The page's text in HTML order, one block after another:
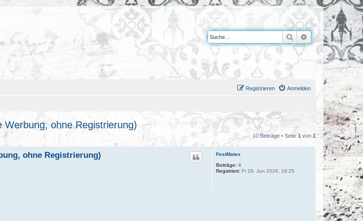
Suche Erweiterte Suche
Anmelden
Registrieren
Werbung, ohne Registrierung)
10 Beiträge • Seite 1 von 1
FestMates
Beiträge: 4
Registriert: Fr 26. Jun 2026, 19:25
ohne Registrierung)